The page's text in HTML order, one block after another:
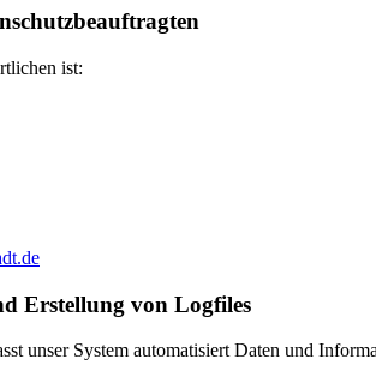
ist:
Erstellung von Logfiles
unser System automatisiert Daten und